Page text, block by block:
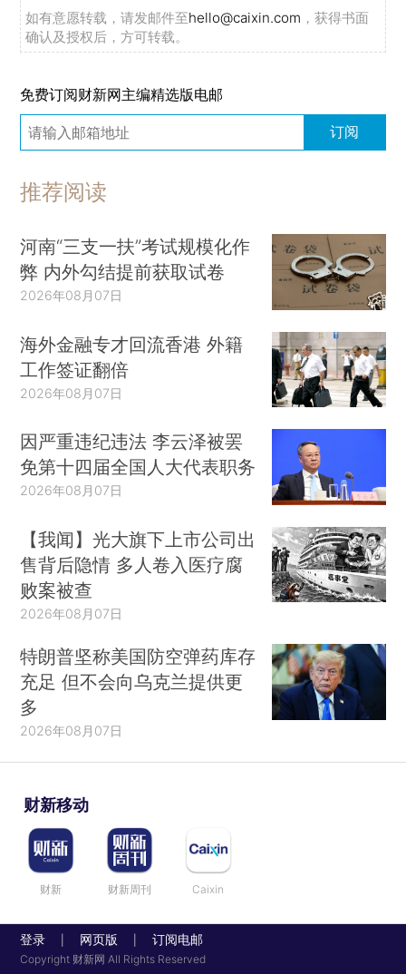
如有意愿转载，请发邮件至hello@caixin.com ，获得书面
确认及授权后，方可转载。
免费订阅财新网主编精选版电邮
订阅
推荐阅读
河南“三支一扶”考试规模化作
弊 内外勾结提前获取试卷
2026年08月07日
海外金融专才回流香港 外籍
工作签证翻倍
2026年08月07日
因严重违纪违法 李云泽被罢
免第十四届全国人大代表职务
2026年08月07日
【我闻】光大旗下上市公司出
售背后隐情 多人卷入医疗腐
败案被查
2026年08月07日
特朗普坚称美国防空弹药库存
充足 但不会向乌克兰提供更
多
2026年08月07日
财新移动
财新 财新周刊 Caixin
登录 网页版 订阅电邮
Copyright 财新网 All Rights Reserved